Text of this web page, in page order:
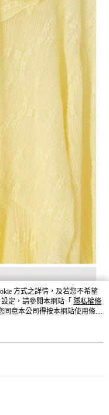
方式之詳情，及若您不希望
定，請參閱本網站「 隱私權條
同意本公司得按本網站使用條款